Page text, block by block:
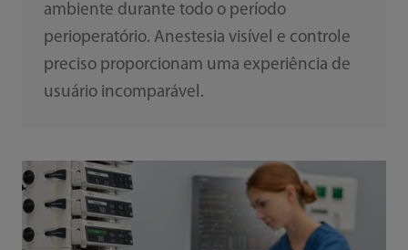
ambiente durante todo o período
perioperatório. Anestesia visível e controle
preciso proporcionam uma experiência de
usuário incomparável.